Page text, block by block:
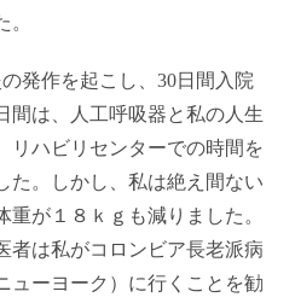
発作を起こし、30日間入院
間は、人工呼吸器と私の人生
リハビリセンターでの時間を
た。しかし、私は絶え間ない
重が１８ｋｇも減りました。
者は私がコロンビア長老派病
ューヨーク）に行くことを勧